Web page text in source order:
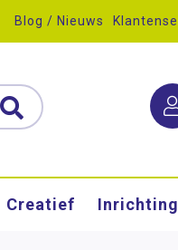
Blog / Nieuws
Creatief Inrichting